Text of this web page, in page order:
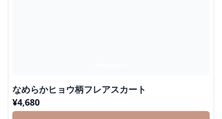
なめらかヒョウ柄フレアスカート
¥4,680